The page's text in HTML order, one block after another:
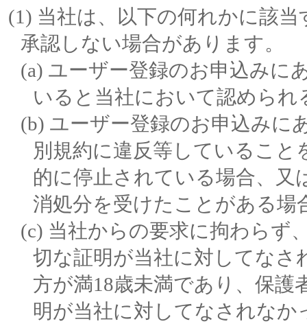
当社は、以下の何れかに該
承認しない場合があります。
ユーザー登録のお申込みに
いると当社において認められ
ユーザー登録のお申込みに
別規約に違反等しているこ
的に停止されている場合、又
消処分を受けたことがある場
当社からの要求に拘わらず
切な証明が当社に対してなさ
方が満18歳未満であり、保
明が当社に対してなされな